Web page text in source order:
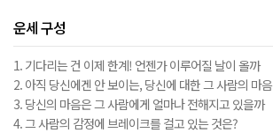
운세 구성
1. 기다리는 건 이제 한계! 언젠가 이루어질 날이 올까
2. 아직 당신에겐 안 보이는, 당신에 대한 그 사람의 마음
3. 당신의 마음은 그 사람에게 얼마나 전해지고 있을까
4. 그 사람의 감정에 브레이크를 걸고 있는 것은?